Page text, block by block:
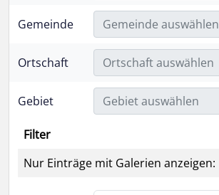
Gemeinde Gemeinde auswählen
Ortschaft Ortschaft auswählen
Gebiet Gebiet auswählen
Filter
Nur Einträge mit Galerien anzeigen: